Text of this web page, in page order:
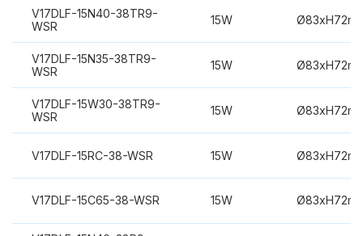
V17DLF-15N40-38TR9-
WSR
15W
V17DLF-15N35-38TR9-
WSR
15W
V17DLF-15W30-38TR9-
WSR
15W
V17DLF-15RC-38-WSR 15W
V17DLF-15C65-38-WSR 15W